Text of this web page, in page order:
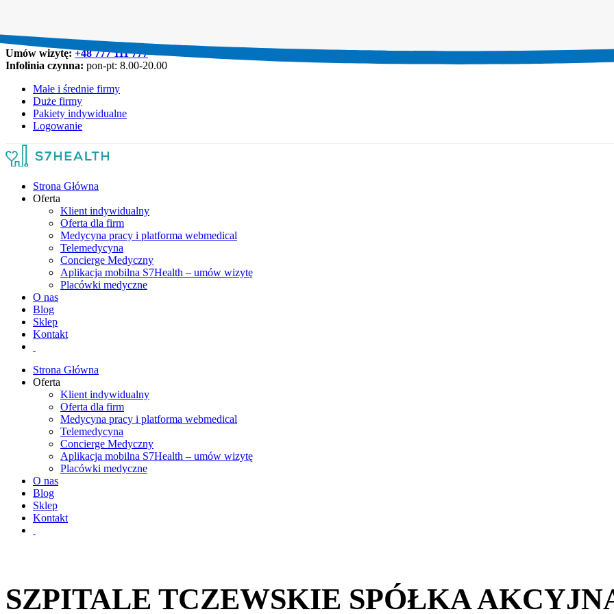
Umów wizytę:+48 777 111 777
Infolinia czynna: pon-pt: 8.00-20.00
Małe i średnie firmy
Duże firmy
Pakiety indywidualne
Logowanie
Strona Główna
Oferta
Klient indywidualny
Oferta dla firm
Medycyna pracy i platforma webmedical
Telemedycyna
Concierge Medyczny
Aplikacja mobilna S7Health – umów wizytę
Placówki medyczne
O nas
Blog
Sklep
Kontakt
Strona Główna
Oferta
Klient indywidualny
Oferta dla firm
Medycyna pracy i platforma webmedical
Telemedycyna
Concierge Medyczny
Aplikacja mobilna S7Health – umów wizytę
Placówki medyczne
O nas
Blog
Sklep
Kontakt
SZPITALE TCZEWSKIE SPÓŁKA